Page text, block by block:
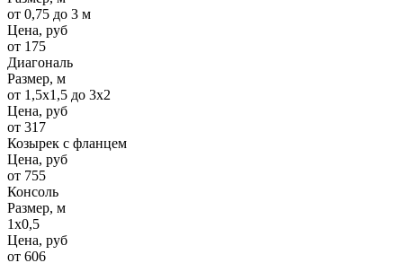
от 0,75 до 3 м
Цена, руб
от 175
Диагональ
Размер, м
от 1,5х1,5 до 3х2
Цена, руб
от 317
Козырек с фланцем
Цена, руб
от 755
Консоль
Размер, м
1х0,5
Цена, руб
от 606